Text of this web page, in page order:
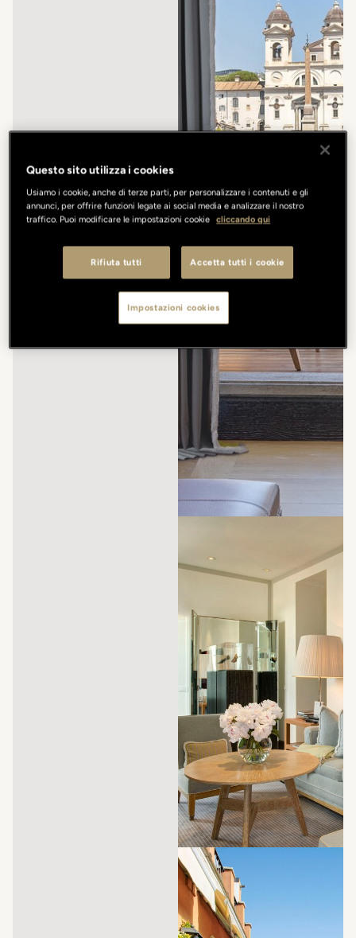
Questo sito utilizza i cookies
Usiamo i cookie, anche di terze parti, per personalizzare i contenuti e gli
annunci, per offrire funzioni legate ai social media e analizzare il nostro
traffico. Puoi modificare le impostazioni cookie cliccando qui
Rifiuta tutti Accetta tutti i cookie
Impostazioni cookies